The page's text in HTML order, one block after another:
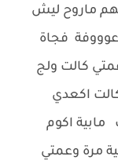
ماروح ليش
فجاة
كالت ولج
اكعدي
اكوم
مرة وعمتي